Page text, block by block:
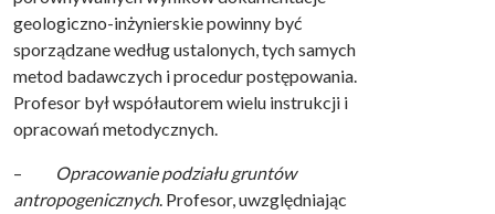
geologiczno-inżynierskie powinny być
sporządzane według ustalonych, tych samych
metod badawczych i procedur postępowania.
Profesor był współautorem wielu instrukcji i
opracowań metodycznych.
–
Opracowanie podziału gruntów
antropogenicznych. Profesor, uwzględniając